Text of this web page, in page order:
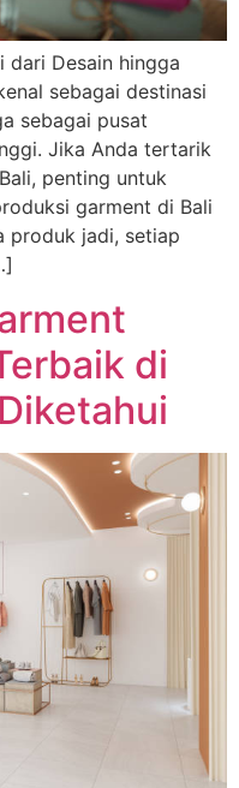
dari Desain hingga
sebagai destinasi
sebagai pusat
Jika Anda tertarik
penting untuk
garment di Bali
produk jadi, setiap
di